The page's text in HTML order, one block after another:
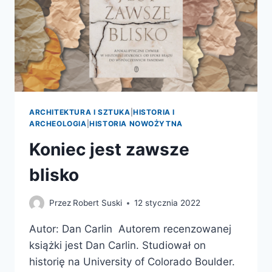
ARCHITEKTURA I SZTUKA |HISTORIA I
ARCHEOLOGIA |HISTORIA NOWOŻYTNA
Koniec jest zawsze
blisko
Przez Robert Suski 12 stycznia 2022
Autor: Dan Carlin Autorem recenzowanej
książki jest Dan Carlin. Studiował on
historię na University of Colorado Boulder.